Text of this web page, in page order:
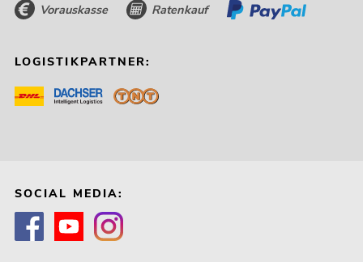
Vorauskasse Ratenkauf
LOGISTIKPARTNER:
SOCIAL MEDIA: